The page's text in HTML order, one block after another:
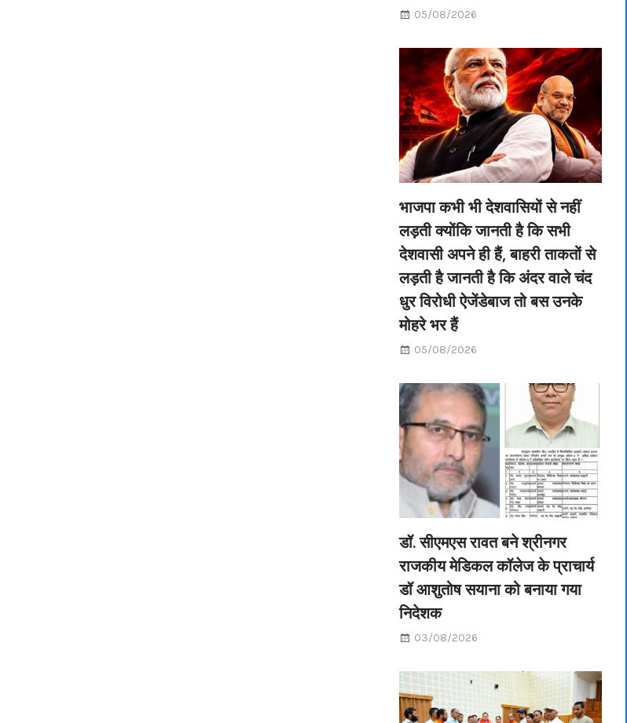
05/08/2026
भाजपा कभी भी देशवासियों से नहीं
लड़ती क्योंकि जानती है कि सभी
देशवासी अपने ही हैं, बाहरी ताकतों से
लड़ती है जानती है कि अंदर वाले चंद
धुर विरोधी ऐजेंडेबाज तो बस उनके
मोहरे भर हैं
05/08/2026
डॉ. सीएमएस रावत बने श्रीनगर
राजकीय मेडिकल कॉलेज के प्राचार्य
डॉ आशुतोष सयाना को बनाया गया
निदेशक
03/08/2026